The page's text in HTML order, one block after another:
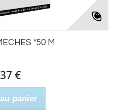
*50 M
€
panier